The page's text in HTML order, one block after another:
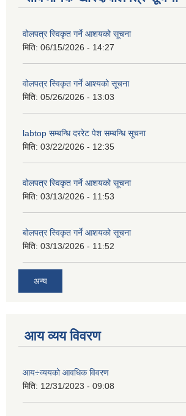
वोलपत्र स्विकृत गर्ने आशयको सूचना
मिति: 06/15/2026 - 14:27
वोलपत्र स्विकृत गर्ने आश्यको सूचना
मिति: 05/26/2026 - 13:03
labtop सम्बन्धि दररेट पेश सम्बन्धि सूचना
मिति: 03/22/2026 - 12:35
वोलपत्र स्विकृत गर्ने आशयको सूचना
मिति: 03/13/2026 - 11:53
बोलपत्र स्विकृत गर्ने आशयको सूचना
मिति: 03/13/2026 - 11:52
अन्य
आय व्यय विवरण
आय÷व्ययको आवधिक विवरण
मिति: 12/31/2023 - 09:08